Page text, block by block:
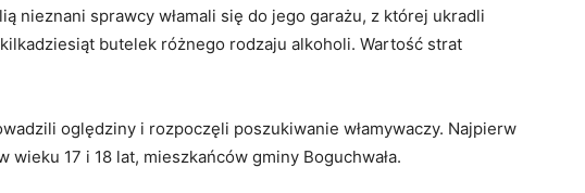
nieznani sprawcy włamali się do jego garażu, z której ukradli
butelek różnego rodzaju alkoholi. Wartość strat
oględziny i rozpoczęli poszukiwanie włamywaczy. Najpierw
wieku 17 i 18 lat, mieszkańców gminy Boguchwała.